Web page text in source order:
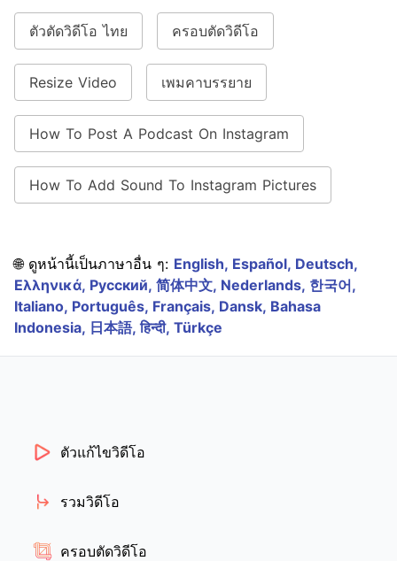
ตัวตัดวิดีโอ ไทย ครอบตัดวิดีโอ
Resize Video เพมคาบรรยาย
How To Post A Podcast On Instagram
How To Add Sound To Instagram Pictures
🌐 ดูหน้านี้เป็นภาษาอื่น ๆ: English, Español, Deutsch,
Ελληνικά, Русский, 简体中文, Nederlands, 한국어,
Italiano, Português, Français, Dansk, Bahasa
Indonesia, 日本語,हिन्दी, Türkçe
ตัวแก้ไขวิดีโอ
รวมวิดีโอ
ครอบตัดวิดีโอ